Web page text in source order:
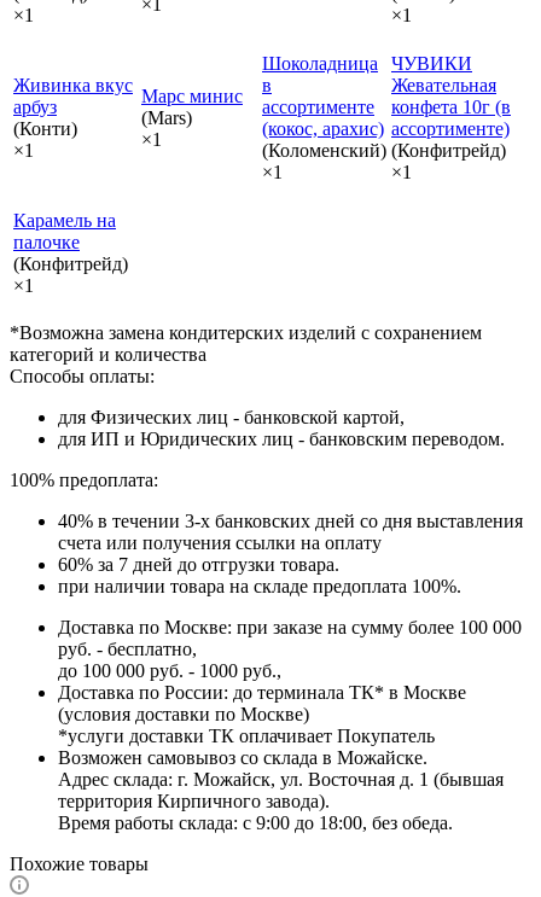
×1
×1
Живинка вкус
арбуз
(Конти)
×1
Марс минис
(Mars)
×1
Шоколадница
в
ассортименте
(кокос, арахис)
(Коломенский)
×1
ЧУВИКИ
Жевательная
конфета 10г (в
ассортименте)
(Конфитрейд)
×1
Карамель на
палочке
(Конфитрейд)
×1
*Возможна замена кондитерских изделий с сохранением
категорий и количества
Способы оплаты:
для Физических лиц - банковской картой,
для ИП и Юридических лиц - банковским переводом.
100% предоплата:
40% в течении 3-х банковских дней со дня выставления
счета или получения ссылки на оплату
60% за 7 дней до отгрузки товара.
при наличии товара на складе предоплата 100%.
Доставка по Москве: при заказе на сумму более 100 000
руб. - бесплатно,
до 100 000 руб. - 1000 руб.,
Доставка по России: до терминала ТК* в Москве
(условия доставки по Москве)
*услуги доставки ТК оплачивает Покупатель
Возможен самовывоз со склада в Можайске.
Адрес склада: г. Можайск, ул. Восточная д. 1 (бывшая
территория Кирпичного завода).
Время работы склада: с 9:00 до 18:00, без обеда.
Похожие товары